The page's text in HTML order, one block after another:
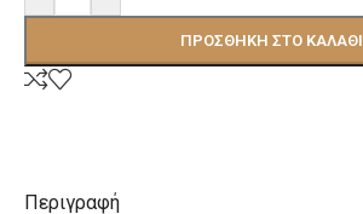
ΠΡΟΣΘΉΚΗ ΣΤΟ ΚΑΛΆΘΙ
Περιγραφή